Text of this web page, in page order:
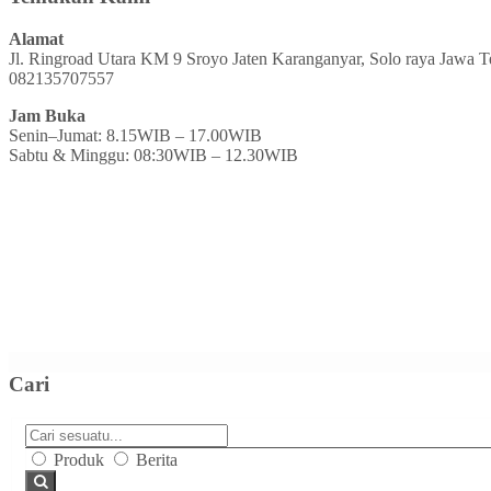
Alamat
Jl. Ringroad Utara KM 9 Sroyo Jaten Karanganyar, Solo raya Jawa
082135707557
Jam Buka
Senin–Jumat: 8.15WIB – 17.00WIB
Sabtu & Minggu: 08:30WIB – 12.30WIB
Cari
Produk Berita